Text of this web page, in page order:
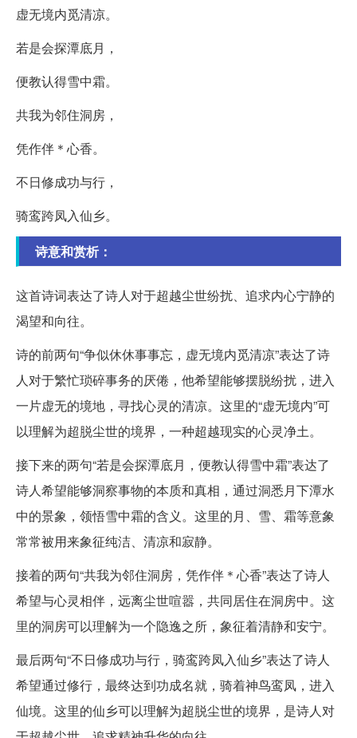
虚无境内觅清凉。
若是会探潭底月，
便教认得雪中霜。
共我为邻住洞房，
凭作伴＊心香。
不日修成功与行，
骑鸾跨凤入仙乡。
诗意和赏析：
这首诗词表达了诗人对于超越尘世纷扰、追求内心宁静的
渴望和向往。
诗的前两句“争似休休事事忘，虚无境内觅清凉”表达了诗
人对于繁忙琐碎事务的厌倦，他希望能够摆脱纷扰，进入
一片虚无的境地，寻找心灵的清凉。这里的“虚无境内”可
以理解为超脱尘世的境界，一种超越现实的心灵净土。
接下来的两句“若是会探潭底月，便教认得雪中霜”表达了
诗人希望能够洞察事物的本质和真相，通过洞悉月下潭水
中的景象，领悟雪中霜的含义。这里的月、雪、霜等意象
常常被用来象征纯洁、清凉和寂静。
接着的两句“共我为邻住洞房，凭作伴＊心香”表达了诗人
希望与心灵相伴，远离尘世喧嚣，共同居住在洞房中。这
里的洞房可以理解为一个隐逸之所，象征着清静和安宁。
最后两句“不日修成功与行，骑鸾跨凤入仙乡”表达了诗人
希望通过修行，最终达到功成名就，骑着神鸟鸾凤，进入
仙境。这里的仙乡可以理解为超脱尘世的境界，是诗人对